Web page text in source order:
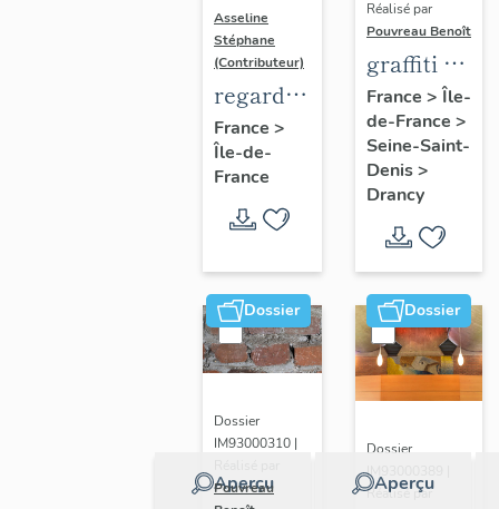
Asseline
Stéphane
(Contributeur)
regard
photographique
sur les
paysages
de la
de
France.
France >
Île-de-
France
Réalisé par
Pouvreau Benoît
graffiti de
chambrée
sur
revers de
façade
France > Île-
de-France >
Seine-Saint-
Denis>
Drancy
Dossier
Aperçu
Dossier
IM93000310 |
Pouvreau
Dossier
Aperçu
Dossier
IM93000389 |
Réalisé par